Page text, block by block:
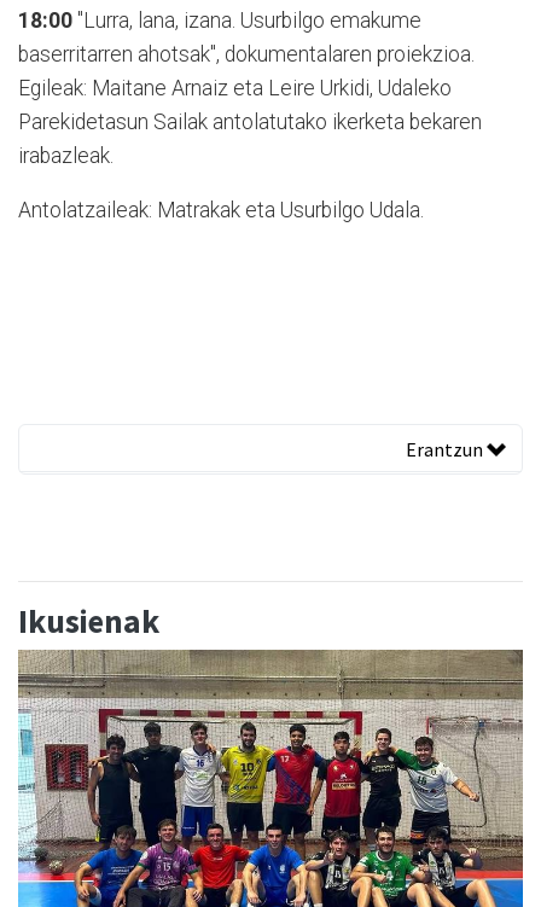
18:00 "Lurra, lana, izana. Usurbilgo emakume
baserritarren ahotsak", dokumentalaren proiekzioa.
Egileak: Maitane Arnaiz eta Leire Urkidi, Udaleko
Parekidetasun Sailak antolatutako ikerketa bekaren
irabazleak.
Antolatzaileak: Matrakak eta Usurbilgo Udala.
Erantzun
Ikusienak